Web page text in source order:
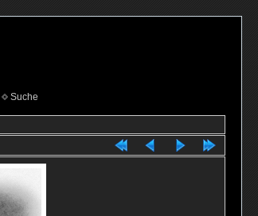
Suche